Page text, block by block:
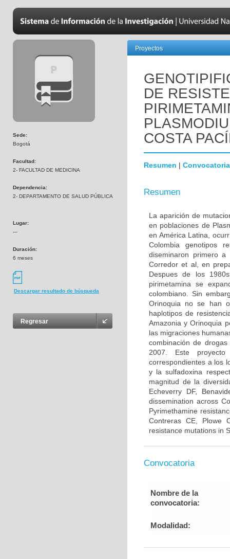
Sede:
Bogotá
Facultad:
2- FACULTAD DE MEDICINA
Dependencia:
2- DEPARTAMENTO DE SALUD PÚBLICA
Lugar:
---
Duración:
6 meses
Descargar resultado de búsqueda
Regresar
Proyectos
DE
COSTA
Resumen | Convocatoria
Resumen
La aparición de
en poblaciones de
en América Latina,
Colombia genotipos
diseminaron primero
Corredor et al, en
Despues de los
pirimetamina se
colombiano. Sin
Orinoquia no se han
haplotipos de
Amazonia y Orinoquia
las migraciones
combinación de
2007. Este
correspondientes a los
y la sulfadoxina
magnitud de la
Echeverry DF,
dissemination across
Pyrimethamine
Contreras CE, Plowe
resistance mutations in
Convocatoria
Nombre de la
convocatoria:
Modalidad: